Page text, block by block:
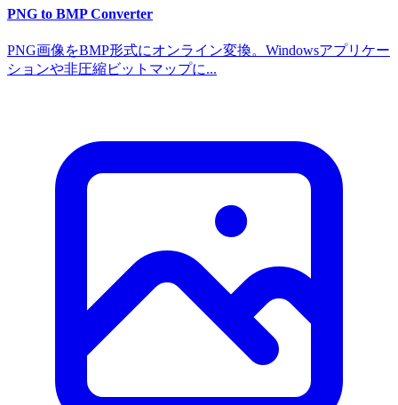
PNG to BMP Converter
PNG画像をBMP形式にオンライン変換。Windowsアプリケー
ションや非圧縮ビットマップに...